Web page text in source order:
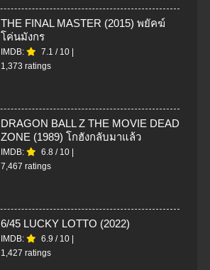
THE FINAL MASTER (2015) พยัคฆ์
โค่นมังกร
IMDB: 7.1 / 10 |
1,373 ratings
DRAGON BALL Z THE MOVIE DEAD
ZONE (1989) โกฮังกลับมาแล้ว
IMDB: 6.8 / 10 |
7,467 ratings
6/45 LUCKY LOTTO (2022)
IMDB: 6.9 / 10 |
1,427 ratings